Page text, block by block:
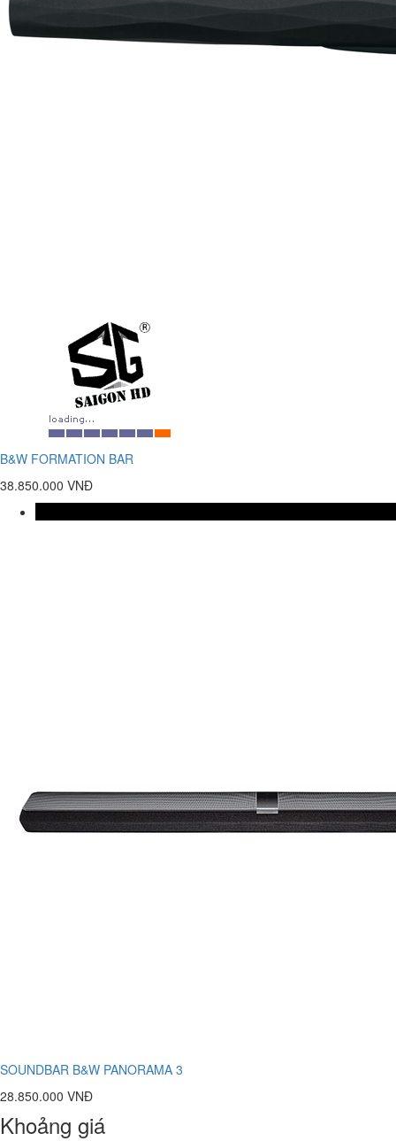
B&W FORMATION BAR
38.850.000 VNĐ
SOUNDBAR B&W PANORAMA 3
28.850.000 VNĐ
Khoảng giá